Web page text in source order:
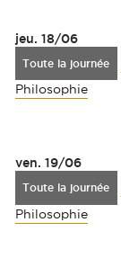
jeu. 18/06
Toute la journée
Philosophie
ven. 19/06
Toute la journée
Philosophie